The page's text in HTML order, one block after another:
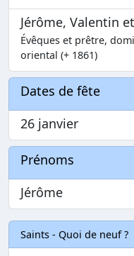
Jérôme, Valentin
Évêques et prêtre,
oriental (+ 1861)
Dates de fête
26 janvier
Prénoms
Jérôme
Saints - Quoi de neuf ?